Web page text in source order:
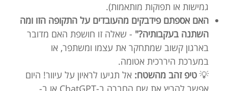
גמישות או תפוקות מותאמות).
האם אספתם פידבקים מהעובדים על התקופה הזו ומה
השתנה בעקבותיה?" - שאלה זו חושפת האם מדובר
בארגון קשוב שמתחקר את עצמו ומשתפר, או
במערכת היררכית אטומה.
💡 טיפ זהב מהשטח: אל תגיעו לראיון על עיוור! היום